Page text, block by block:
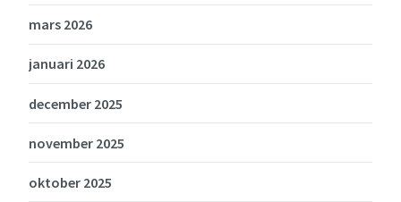
mars 2026
januari 2026
december 2025
november 2025
oktober 2025